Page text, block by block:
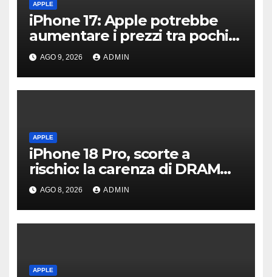
APPLE
iPhone 17: Apple potrebbe
aumentare i prezzi tra pochi
giorni
AGO 9, 2026 ADMIN
APPLE
iPhone 18 Pro, scorte a
rischio: la carenza di DRAM
potrebbe far slittare le
consegne
AGO 8, 2026 ADMIN
APPLE